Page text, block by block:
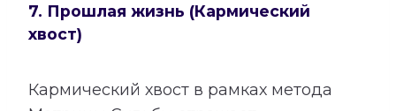
7. Прошлая жизнь (Кармический
хвост)
Кармический хвост в рамках метода